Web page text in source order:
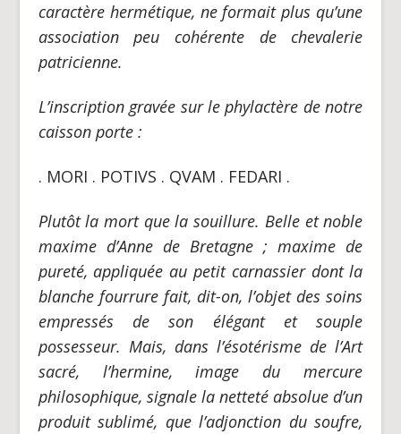
caractère hermétique, ne formait plus qu’une
association peu cohérente de chevalerie
patricienne.
L’inscription gravée sur le phylactère de notre
caisson porte :
. MORI . POTIVS . QVAM . FEDARI .
Plutôt la mort que la souillure. Belle et noble
maxime d’Anne de Bretagne ; maxime de
pureté, appliquée au petit carnassier dont la
blanche fourrure fait, dit-on, l’objet des soins
empressés de son élégant et souple
possesseur. Mais, dans l’ésotérisme de l’Art
sacré, l’hermine, image du mercure
philosophique, signale la netteté absolue d’un
produit sublimé, que l’adjonction du soufre,